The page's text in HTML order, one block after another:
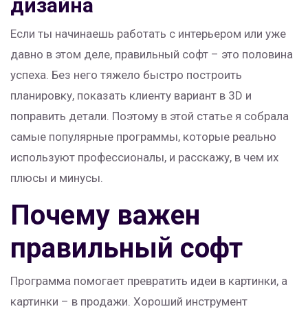
дизайна
Если ты начинаешь работать с интерьером или уже
давно в этом деле, правильный софт – это половина
успеха. Без него тяжело быстро построить
планировку, показать клиенту вариант в 3D и
поправить детали. Поэтому в этой статье я собрала
самые популярные программы, которые реально
используют профессионалы, и расскажу, в чем их
плюсы и минусы.
Почему важен
правильный софт
Программа помогает превратить идеи в картинки, а
картинки – в продажи. Хороший инструмент